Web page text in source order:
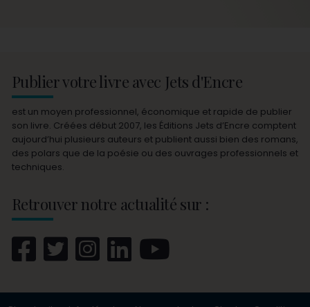
Publier votre livre avec Jets d'Encre
est un moyen professionnel, économique et rapide de publier
son livre. Créées début 2007, les Éditions Jets d’Encre comptent
aujourd’hui plusieurs auteurs et publient aussi bien des romans,
des polars que de la poésie ou des ouvrages professionnels et
techniques.
Retrouver notre actualité sur :